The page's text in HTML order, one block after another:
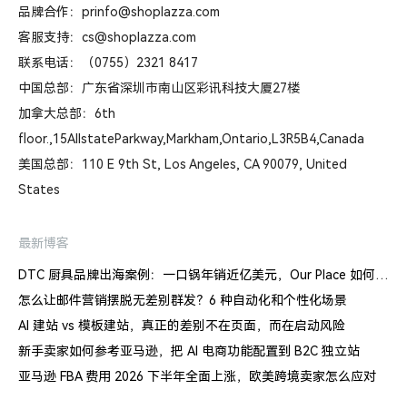
品牌合作：prinfo@shoplazza.com
客服支持：cs@shoplazza.com
联系电话：（0755）2321 8417
中国总部：广东省深圳市南山区彩讯科技大厦27楼
加拿大总部：6th
floor.,15AllstateParkway,Markham,Ontario,L3R5B4,Canada
美国总部：110 E 9th St, Los Angeles, CA 90079, United
States
最新博客
DTC 厨具品牌出海案例：一口锅年销近亿美元，Our Place 如何建立信任体系
怎么让邮件营销摆脱无差别群发？6 种自动化和个性化场景
AI 建站 vs 模板建站，真正的差别不在页面，而在启动风险
新手卖家如何参考亚马逊，把 AI 电商功能配置到 B2C 独立站
亚马逊 FBA 费用 2026 下半年全面上涨，欧美跨境卖家怎么应对